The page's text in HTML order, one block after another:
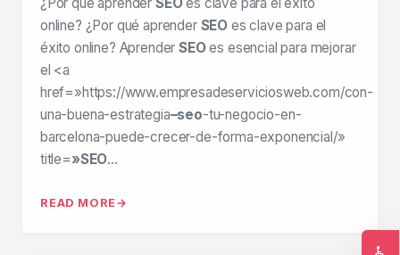
online? ¿Por qué aprender SEO es clave para el
éxito online? AprenderSEOes esencial para mejorar
el <a
href=»https://www.empresadeserviciosweb.com/con-
una-buena-estrategia–seo-tu-negocio-en-
barcelona-puede-crecer-de-forma-exponencial/»
title=»SEO…
READ MORE